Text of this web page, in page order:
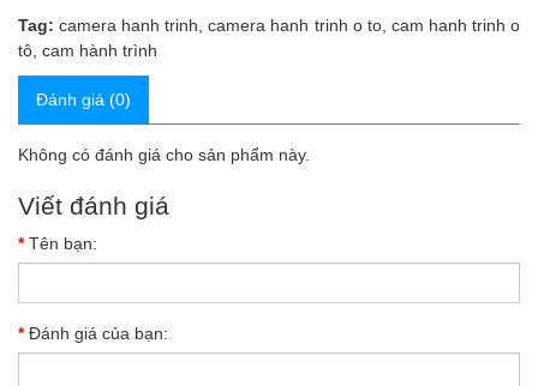
Tag: camera hanh trinh,camera hanh trinh o to, cam hanh trinh o
tô, cam hành trình
Đánh giá (0)
Không có đánh giá cho sản phẩm này.
Viết đánh giá
Tên bạn:
Đánh giá của bạn: